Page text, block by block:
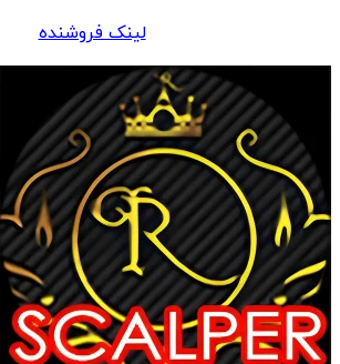
لینک فروشنده